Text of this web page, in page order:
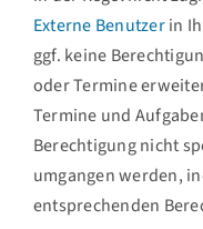
Externe Benutzerin
ggf. keine
oder Termine
Termine und
Berechtigung nicht
umgangen werden,
entsprechenden